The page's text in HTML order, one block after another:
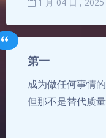
第一
成为做任何事情
但那不是替代质